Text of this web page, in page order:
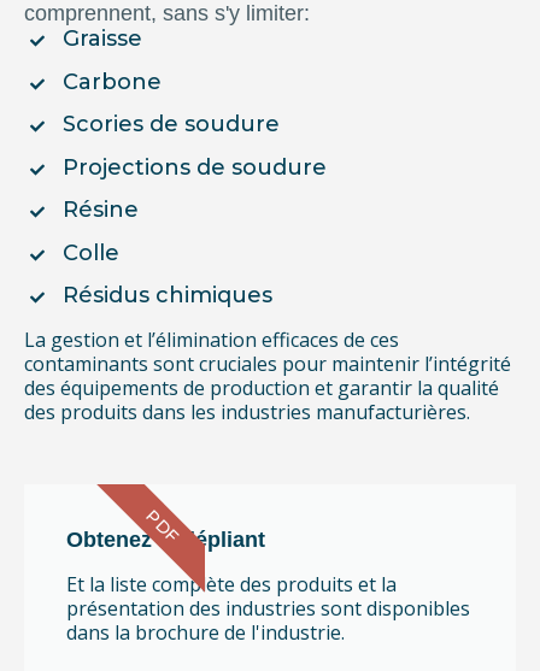
comprennent, sans s'y limiter:
Graisse
Carbone
Scories de soudure
Projections de soudure
Résine
Colle
Résidus chimiques
La gestion et l’élimination efficaces de ces
contaminants sont cruciales pour maintenir l’intégrité
des équipements de production et garantir la qualité
des produits dans les industries manufacturières.
Obtenez le dépliant
Et la liste complète des produits et la
présentation des industries sont disponibles
dans la brochure de l'industrie.
PDF